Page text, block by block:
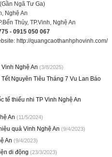
Ngã Tư Ga)
Nghệ An
Thủy, TP.Vinh, Nghệ An
- 0915 050 067
http://quangcaothanhphovinh.com/
Nghệ An (3/8/2025)
Nguyên Tiêu Tháng 7 Vu Lan Báo
tế thiếu nhi TP Vinh Nghệ An
An (11/5/2024)
quả Vinh Nghệ An (9/4/2023)
An (9/4/2023)
di động (23/3/2023)